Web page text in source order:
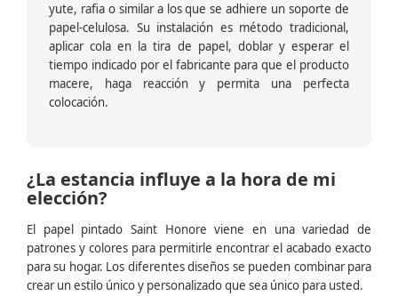
yute, rafia o similar a los que se adhiere un soporte de
papel-celulosa. Su instalación es método tradicional,
aplicar cola en la tira de papel, doblar y esperar el
tiempo indicado por el fabricante para que el producto
macere, haga reacción y permita una perfecta
colocación.
¿La estancia influye a la hora de mi
elección?
El papel pintado Saint Honore viene en una variedad de
patrones y colores para permitirle encontrar el acabado exacto
para su hogar. Los diferentes diseños se pueden combinar para
crear un estilo único y personalizado que sea único para usted.